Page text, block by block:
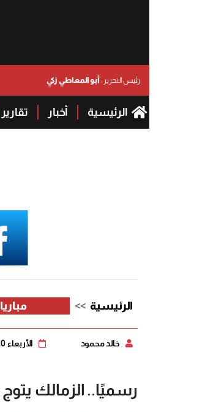
رئيس التحرير :أبو المعاطي زكي
الرئيسية أخبار تقارير
الرئيسية
خالد محمود الأربعاء 20-05-2026
رسميًا.. الزمالك يتوج